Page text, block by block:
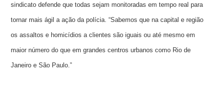
sindicato defende que todas sejam monitoradas em tempo real para
tornar mais ágil a ação da polícia. “Sabemos que na capital e região
os assaltos e homicídios a clientes são iguais ou até mesmo em
maior número do que em grandes centros urbanos como Rio de
Janeiro e São Paulo.”